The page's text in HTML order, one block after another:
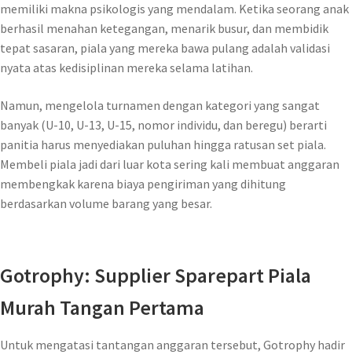
memiliki makna psikologis yang mendalam. Ketika seorang anak
berhasil menahan ketegangan, menarik busur, dan membidik
tepat sasaran, piala yang mereka bawa pulang adalah validasi
nyata atas kedisiplinan mereka selama latihan.
Namun, mengelola turnamen dengan kategori yang sangat
banyak (U-10, U-13, U-15, nomor individu, dan beregu) berarti
panitia harus menyediakan puluhan hingga ratusan set piala.
Membeli piala jadi dari luar kota sering kali membuat anggaran
membengkak karena biaya pengiriman yang dihitung
berdasarkan volume barang yang besar.
Gotrophy: Supplier Sparepart Piala
Murah Tangan Pertama
Untuk mengatasi tantangan anggaran tersebut, Gotrophy hadir